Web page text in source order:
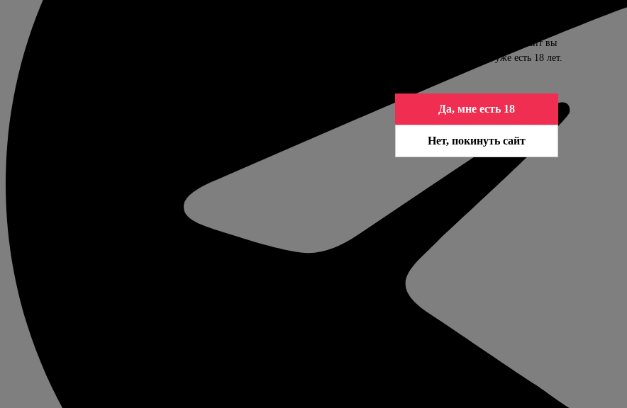
совершеннолетних. Входя на сайт вы
подтверждаете, что вам уже есть 18 лет.
Да, мне есть 18
Нет, покинуть сайт